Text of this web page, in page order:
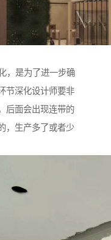
，是为了进一步确
节深化设计师要非
后面会出现连带的
，生产多了或者少